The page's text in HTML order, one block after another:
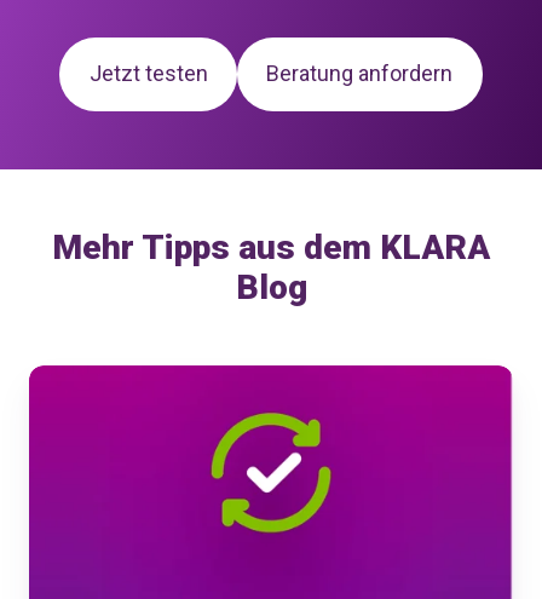
Jetzt testen Beratung anfordern
Mehr Tipps aus dem KLARA
Blog
KLARA